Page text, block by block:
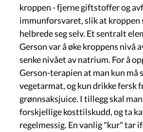
kroppen - fjerne giftstoffer og
immunforsvaret, slik at kroppen
helbrede seg selv. Et sentralt
Gerson var å øke kroppens nivå
senke nivået av natrium. For å
Gerson-terapien at man kun må
vegetarmat, og kun drikke fersk
grønnsaksjuice. I tillegg skal
forskjellige kosttilskudd, og ta
regelmessig. En vanlig "kur" tar